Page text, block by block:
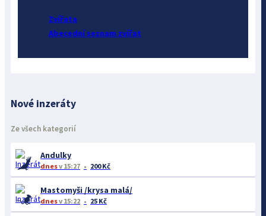
Zvířata
Abecední seznam zvířat
Nové inzeráty
Ze všech kategorií
Andulky
dnesv 15:27 200 Kč
Mastomyši /krysa malá/
dnesv 15:22 25 Kč